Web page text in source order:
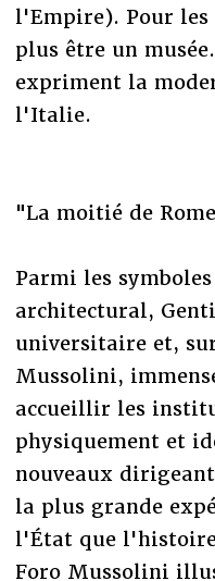
l'Empire). Pour les
plus être un
expriment la
l'Italie.
"La moitié de
Parmi les
architectural,
universitaire et,
Mussolini,
accueillir les
physiquement et
nouveaux
la plus grande
l'État que
Foro Mussolini